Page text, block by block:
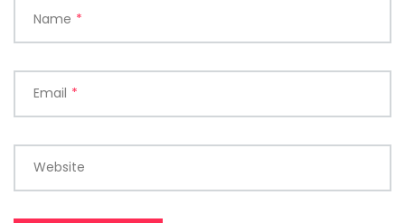
Name *
Email *
Website